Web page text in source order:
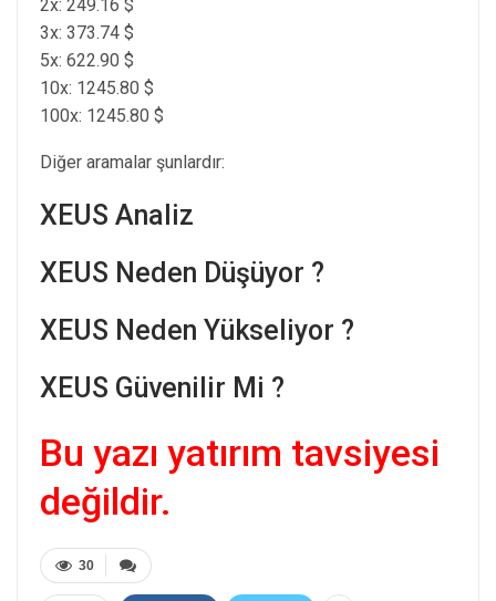
2x: 249.16 $
3x: 373.74 $
5x: 622.90 $
10x: 1245.80 $
100x: 1245.80 $
Diğer aramalar şunlardır:
XEUS Analiz
XEUS Neden Düşüyor ?
XEUS Neden Yükseliyor ?
XEUS Güvenilir Mi ?
Bu yazı yatırım tavsiyesi
değildir.
30